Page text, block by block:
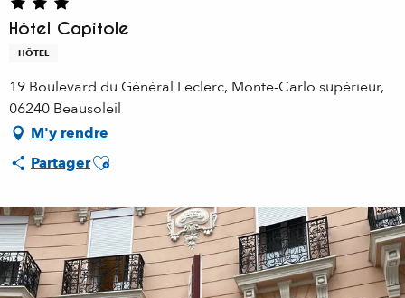
Hôtel Capitole
HÔTEL
19 Boulevard du Général Leclerc, Monte-Carlo supérieur,
06240 Beausoleil
M'y rendre
PartagerAjouter aux favoris